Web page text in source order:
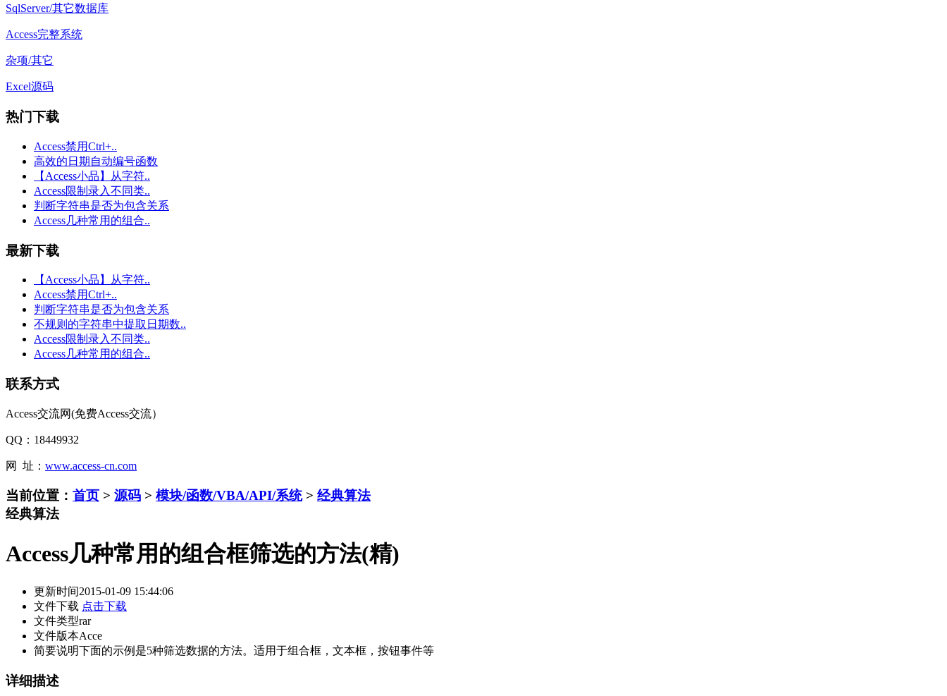
SqlServer/其它数据库
Access完整系统
杂项/其它
Excel源码
热门下载
Access禁用Ctrl+..
高效的日期自动编号函数
【Access小品】从字符..
Access限制录入不同类..
判断字符串是否为包含关系
Access几种常用的组合..
最新下载
【Access小品】从字符..
Access禁用Ctrl+..
判断字符串是否为包含关系
不规则的字符串中提取日期数..
Access限制录入不同类..
Access几种常用的组合..
联系方式
Access交流网(免费Access交流）
QQ：18449932
网 址： www.access-cn.com
当前位置： 首页 > 源码 > 模块/函数/VBA/API/系统> 经典算法
经典算法
Access几种常用的组合框筛选的方法(精)
更新时间2015-01-09 15:44:06
文件下载 点击下载
文件类型rar
文件版本Acce
简要说明下面的示例是5种筛选数据的方法。适用于组合框，文本框，按钮事件等
详细描述